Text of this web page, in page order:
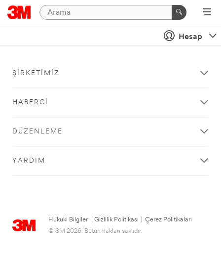
Hesap
ŞIRKETIMIZ
HABERCI
DÜZENLEME
YARDIM
Hukuki Bilgiler Gizlilik Politikası
Çerez Politikaları
© 3M 2026. Bütün hakları saklıdır.